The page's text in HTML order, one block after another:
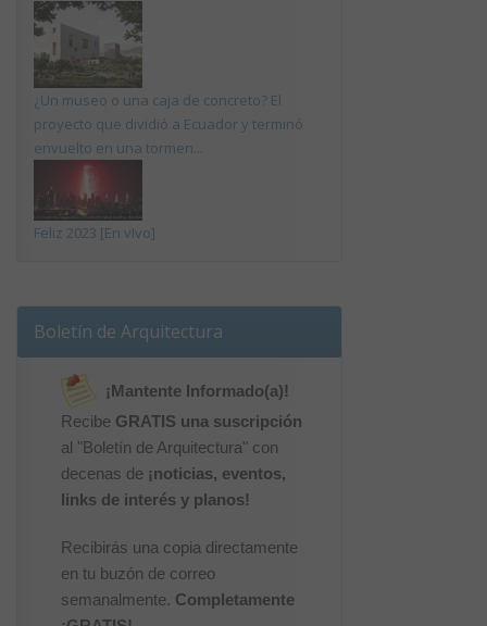
¿Un museo o una caja de concreto? El
proyecto que dividió a Ecuador y terminó
envuelto en una tormen...
Feliz 2023 [En vIvo]
Boletín de Arquitectura
¡Mantente Informado(a)!
Recibe GRATIS una suscripción
al "Boletín de Arquitectura" con
decenas de ¡noticias, eventos,
links de interés y planos!
Recibirás una copia directamente
en tu buzón de correo
semanalmente. Completamente